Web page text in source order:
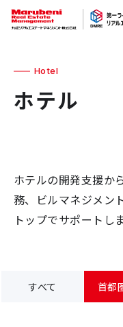
Hotel
ホテル
ホテルの開発支援か
務、ビルマネジメン
トップでサポートしま
すべて 首都